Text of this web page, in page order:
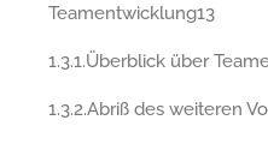
Teamentwicklung13
1.3.1.Überblick über
1.3.2.Abriß des weiteren